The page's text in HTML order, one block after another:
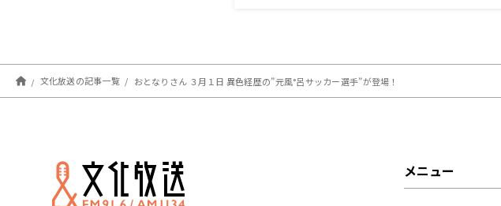
文化放送の記事一覧 おとなりさん ３月１日 異色経歴の”元風°呂サッカー選手”が登場！
メニュー